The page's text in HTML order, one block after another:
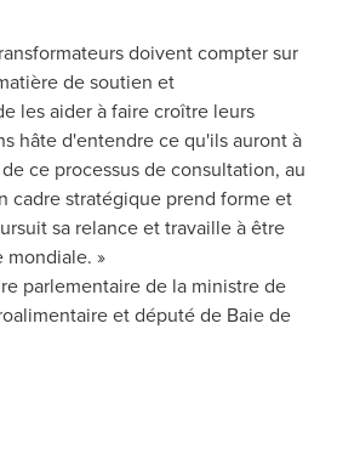
doivent compter sur
de soutien et
les aider à faire croître leurs
hâte d'entendre ce qu'ils auront à
ce processus de consultation, au
cadre stratégique prend forme et
sa relance et travaille à être
»
de la ministre de
et député de Baie de